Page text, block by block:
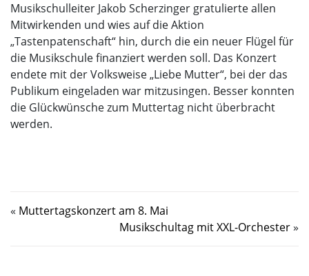
Musikschulleiter Jakob Scherzinger gratulierte allen
Mitwirkenden und wies auf die Aktion
„Tastenpatenschaft“ hin, durch die ein neuer Flügel für
die Musikschule finanziert werden soll. Das Konzert
endete mit der Volksweise „Liebe Mutter“, bei der das
Publikum eingeladen war mitzusingen. Besser konnten
die Glückwünsche zum Muttertag nicht überbracht
werden.
« Muttertagskonzert am 8. Mai
Musikschultag mit XXL-Orchester»